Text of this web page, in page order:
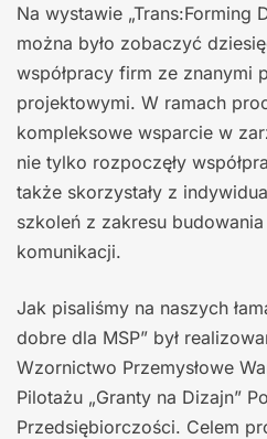
Na wystawie „Trans:Forming
można było zobaczyć
współpracy firm ze znanymi
projektowymi. W ramach
kompleksowe wsparcie w
nie tylko rozpoczęły
także skorzystały z
szkoleń z zakresu
komunikacji.
Jak pisaliśmy na naszych
dobre dla MSP” był
Wzornictwo Przemysłowe
Pilotażu „Granty na Dizajn”
Przedsiębiorczości. Celem